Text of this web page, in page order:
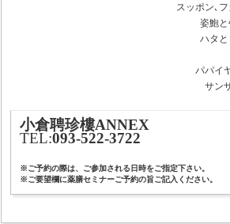
スッポン､
姿鮑
ハタ
パパイ
サン
小倉聘珍樓ANNEX
TEL:093-522-3722
※ご予約の際は、ご参加される日時をご指定下さい。
※ご要望欄に薬膳セミナーご予約の旨ご記入ください。